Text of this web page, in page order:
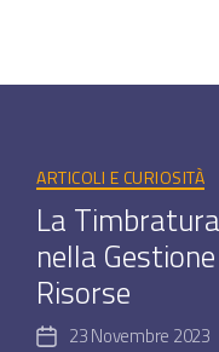
Gestionale
assistenza
tecnica
in
cloud
ARTICOLI E CURIOSITÀ
La
nella
Risorse
Data23 Novembre 2023